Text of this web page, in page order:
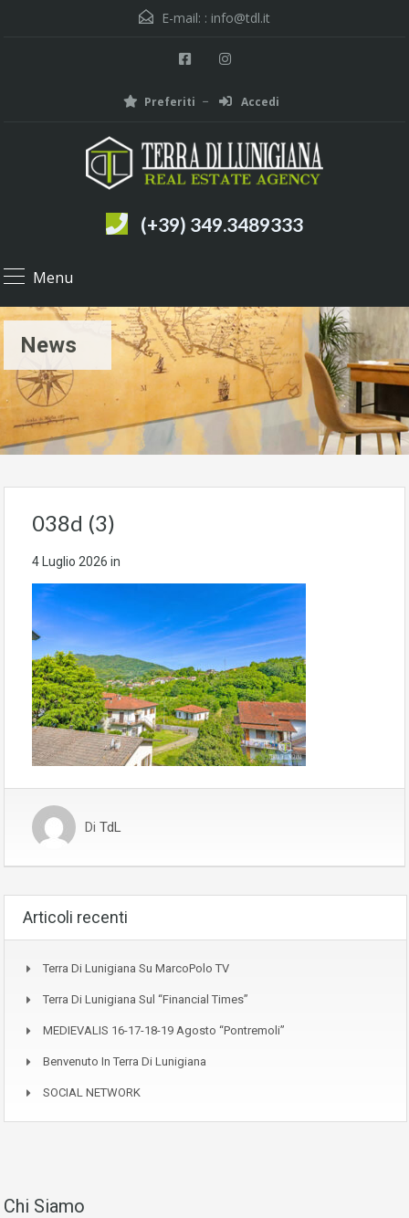
E-mail: : info@tdl.it
Preferiti Accedi
(+39) 349.3489333
Menu
News
038d (3)
4 Luglio 2026 in
Di TdL
Articoli recenti
Terra Di Lunigiana Su MarcoPolo TV
Terra Di Lunigiana Sul “Financial Times”
MEDIEVALIS 16-17-18-19 Agosto “Pontremoli”
Benvenuto In Terra Di Lunigiana
SOCIAL NETWORK
Chi Siamo